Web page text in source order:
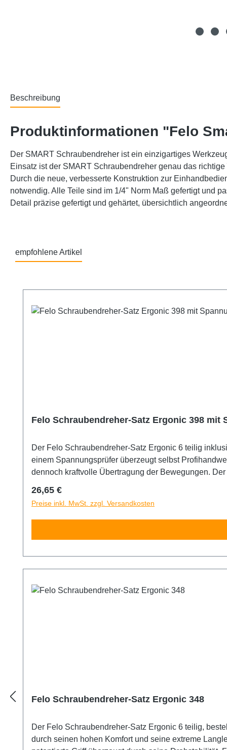
Beschreibung
Produktinformationen "Felo
Der SMART Schraubendreher ist ein einzigartiges
Einsatz ist der SMART Schraubendreher genau das
Durch die neue, verbesserte Konstruktion zur
notwendig. Alle Teile sind im 1/4" Norm Maß gefertigt und
Detail präzise gefertigt und gehärtet, übersichtlich
empfohlene Artikel
Felo Schraubendreher-Satz Ergonic 398 mit
Der Felo Schraubendreher-Satz Ergonic 6 teilig inklusive Spannungsprüfer , bestehend aus den Größen 2,5x0,4x75,
einem Spannungsprüfer überzeugt selbst Profihandwerker durch seinen hohen Komfort und seine extreme Langlebigkeit. Sensibles Arbeiten durch hohe
dennoch kraftvolle Übertragung der Bewegungen. Der patentierte Griff überzeugt durch seine Drehstabilität, Flexibilität und seine Schlagfestigkeit. Durch die spezielle
hergestellt.
Regulärer Preis:
26,65 €
Preise inkl. MwSt. zzgl. Versandkosten
Felo Schraubendreher-Satz Ergonic 348
Der Felo Schraubendreher-Satz Ergonic 6 teilig, bestehend aus den Größen 5,5x100, 6,5x125, 1x80, PZ 2x100, PH
durch seinen hohen Komfort und seine extreme Langlebigkeit. Sensibles Arbeiten durch hohe Feinfühligkeit und dennoch kraftvolle Übertragung der Bewegungen. Der